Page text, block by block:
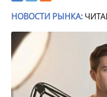
НОВОСТИ РЫНКА: